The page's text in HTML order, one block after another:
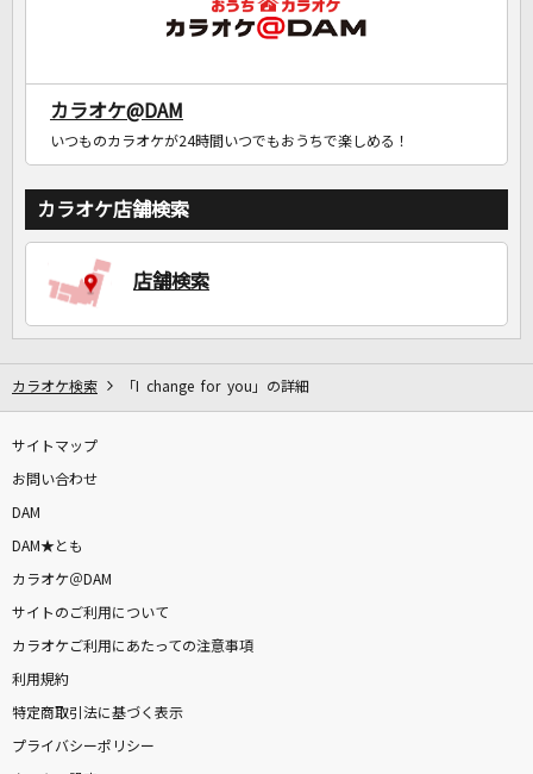
カラオケ@DAM
いつものカラオケが24時間いつでもおうちで楽しめる！
カラオケ店舗検索
店舗検索
カラオケ検索 「I change for you」の詳細
サイトマップ
お問い合わせ
DAM
DAM★とも
カラオケ＠DAM
サイトのご利用について
カラオケご利用にあたっての注意事項
利用規約
特定商取引法に基づく表示
プライバシーポリシー